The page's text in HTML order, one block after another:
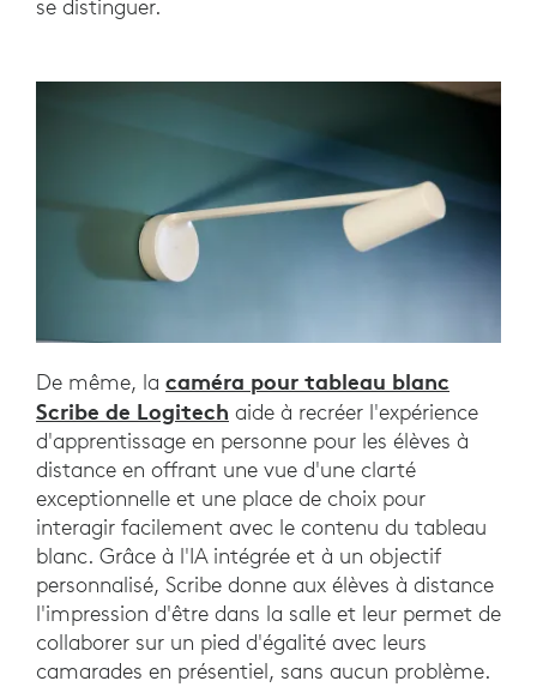
se distinguer.
De même, la caméra pour tableau blanc
Scribe de Logitech aide à recréer l'expérience
d'apprentissage en personne pour les élèves à
distance en offrant une vue d'une clarté
exceptionnelle et une place de choix pour
interagir facilement avec le contenu du tableau
blanc. Grâce à l'IA intégrée et à un objectif
personnalisé, Scribe donne aux élèves à distance
l'impression d'être dans la salle et leur permet de
collaborer sur un pied d'égalité avec leurs
camarades en présentiel, sans aucun problème.